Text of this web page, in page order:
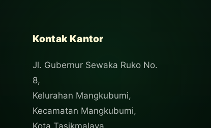
Kontak Kantor
Jl. Gubernur Sewaka Ruko No.
8,
Kelurahan Mangkubumi,
Kecamatan Mangkubumi,